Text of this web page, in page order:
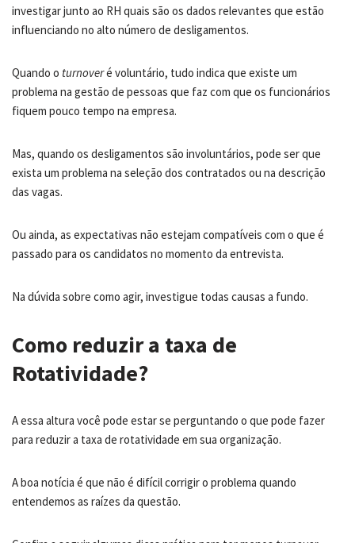
investigar junto ao RH quais são os dados relevantes que estão
influenciando no alto número de desligamentos.
Quando o turnoveré voluntário, tudo indica que existe um
problema na gestão de pessoas que faz com que os funcionários
fiquem pouco tempo na empresa.
Mas, quando os desligamentos são involuntários, pode ser que
exista um problema na seleção dos contratados ou na descrição
das vagas.
Ou ainda, as expectativas não estejam compatíveis com o que é
passado para os candidatos no momento da entrevista.
Na dúvida sobre como agir, investigue todas causas a fundo.
Como reduzir a taxa de
Rotatividade?
A essa altura você pode estar se perguntando o que pode fazer
para reduzir a taxa de rotatividade em sua organização.
A boa notícia é que não é difícil corrigir o problema quando
entendemos as raízes da questão.